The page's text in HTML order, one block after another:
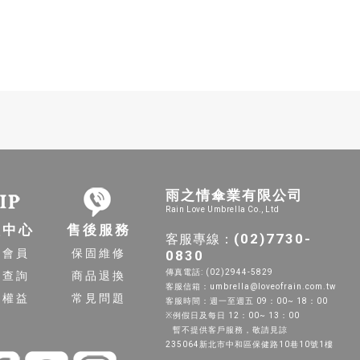
心
員
詢
益
售後服務
保固維修
商品退換
常見問題
雨之情傘業有限公司
Rain Love Umbrella Co., Ltd
客服專線： (02)7730-
0830
傳真電話: (02)2944-5829
客服信箱：umbrella@loveofrain.com.tw
客服時間：週一至週五 09：00~ 18：00
※例假日及每日 12：00~ 13：00
暫不提供客戶服務，敬請見諒
235064新北市中和區保健路10巷10號1樓